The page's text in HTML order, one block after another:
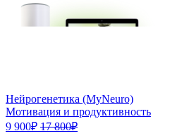
Нейрогенетика (MyNeuro)
Мотивация и продуктивность
9 900₽ 17 800₽